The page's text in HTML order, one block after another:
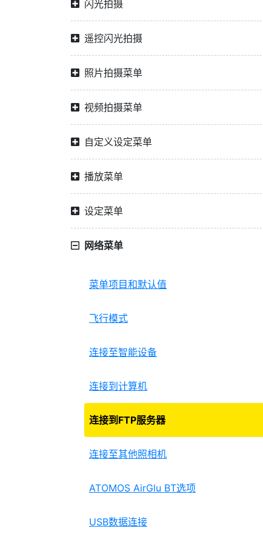
闪光拍摄
遥控闪光拍摄
照片拍摄菜单
视频拍摄菜单
自定义设定菜单
播放菜单
设定菜单
网络菜单
菜单项目和默认值
飞行模式
连接至智能设备
连接到计算机
连接到FTP服务器
连接至其他照相机
ATOMOS AirGlu BT选项
USB数据连接